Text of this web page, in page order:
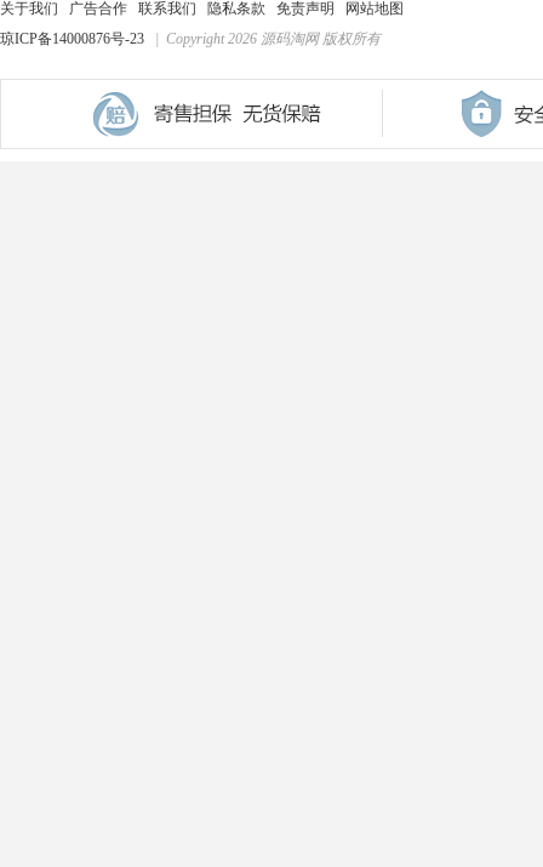
关于我们 广告合作 联系我们 隐私条款 免责声明
网站地图
琼ICP备14000876号-23
| Copyright 2026 源码淘网 版权所有